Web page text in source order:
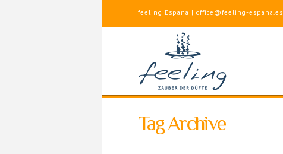
feeling Espana | office@feeling-espana.es
Tag Archive